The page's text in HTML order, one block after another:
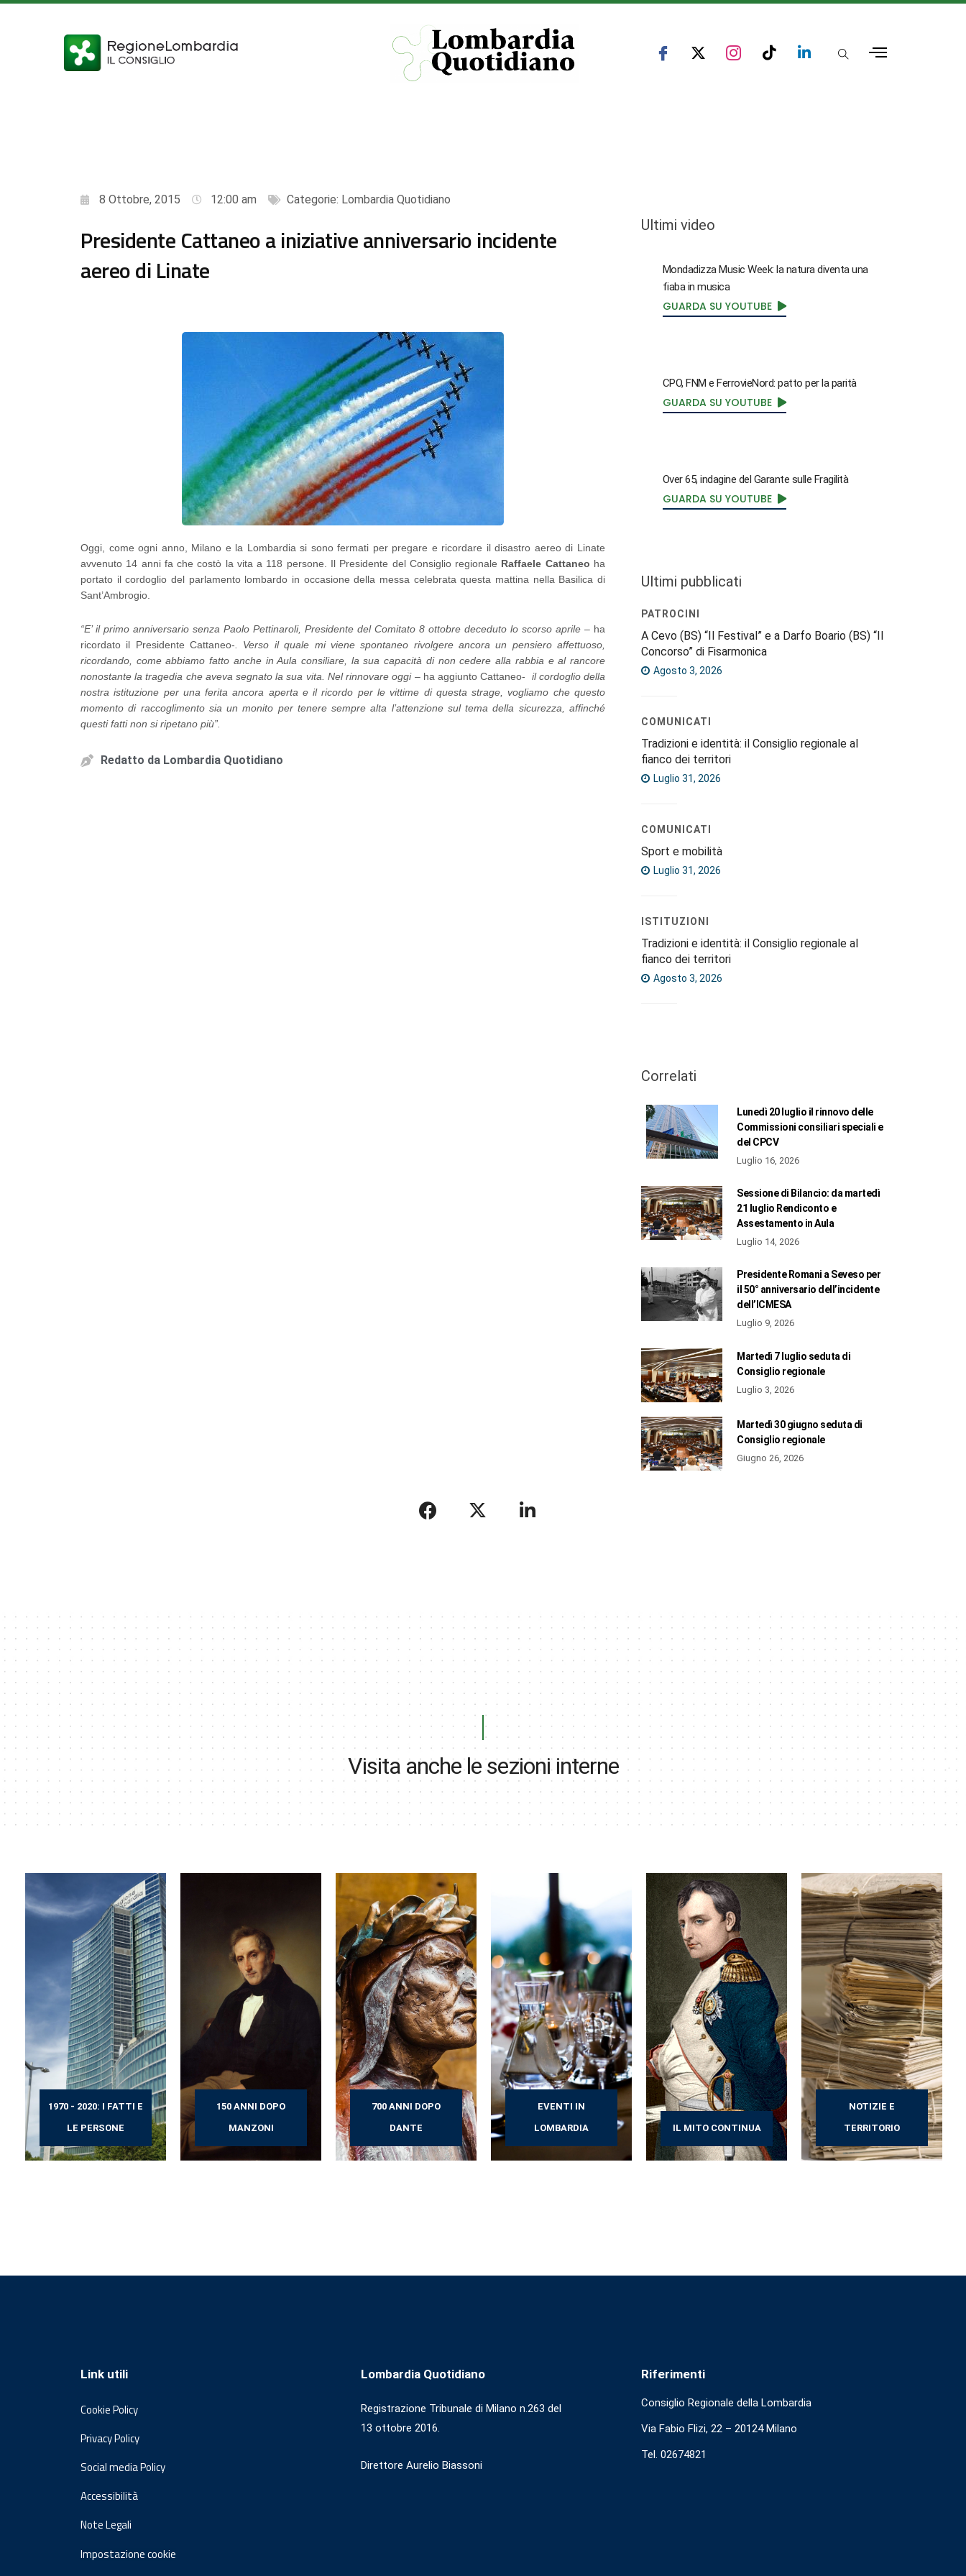
8 Ottobre, 2015 12:00 am Categorie: Lombardia Quotidiano
Presidente Cattaneo a iniziative anniversario incidente
aereo di Linate
Oggi, come ogni anno, Milano e la Lombardia si sono fermati per pregare e ricordare il disastro aereo di Linate
avvenuto 14 anni fa che costò la vita a 118 persone. Il Presidente del Consiglio regionale Raffaele Cattaneo ha
portato il cordoglio del parlamento lombardo in occasione della messa celebrata questa mattina nella Basilica di
Sant’Ambrogio.
“E’ il primo anniversario senza Paolo Pettinaroli, Presidente del Comitato 8 ottobre deceduto lo scorso aprile – ha
ricordato il Presidente Cattaneo- . Verso il quale mi viene spontaneo rivolgere ancora un pensiero affettuoso,
ricordando, come abbiamo fatto anche in Aula consiliare, la sua capacità di non cedere alla rabbia e al rancore
nonostante la tragedia che aveva segnato la sua vita. Nel rinnovare oggi – ha aggiunto Cattaneo- il cordoglio della
nostra istituzione per una ferita ancora aperta e il ricordo per le vittime di questa strage, vogliamo che questo
momento di raccoglimento sia un monito per tenere sempre alta l’attenzione sul tema della sicurezza, affinché
questi fatti non si ripetano più”.
Redatto da Lombardia Quotidiano
Ultimi video
Mondadizza Music Week: la natura diventa una
fiaba in musica
GUARDA SU YOUTUBE
CPO, FNM e FerrovieNord: patto per la parità
GUARDA SU YOUTUBE
Over 65, indagine del Garante sulle Fragilità
GUARDA SU YOUTUBE
Ultimi pubblicati
PATROCINI
A Cevo (BS) “Il Festival” e a Darfo Boario (BS) “Il
Concorso” di Fisarmonica
Agosto 3, 2026
COMUNICATI
Tradizioni e identità: il Consiglio regionale al
fianco dei territori
Luglio 31, 2026
COMUNICATI
Sport e mobilità
Luglio 31, 2026
ISTITUZIONI
Tradizioni e identità: il Consiglio regionale al
fianco dei territori
Agosto 3, 2026
Correlati
Lunedì 20 luglio il rinnovo delle
Commissioni consiliari speciali e
del CPCV
Luglio 16, 2026
Sessione di Bilancio: da martedì
21 luglio Rendiconto e
Assestamento in Aula
Luglio 14, 2026
Presidente Romani a Seveso per
il 50° anniversario dell’incidente
dell’ICMESA
Luglio 9, 2026
Martedì 7 luglio seduta di
Consiglio regionale
Luglio 3, 2026
Martedì 30 giugno seduta di
Consiglio regionale
Giugno 26, 2026
Visita anche le sezioni interne
1970 - 2020: I FATTI E
LE PERSONE
150 ANNI DOPO
MANZONI
700 ANNI DOPO
DANTE
EVENTI IN
LOMBARDIA
IL MITO CONTINUA
NOTIZIE E
TERRITORIO
Link utili
Cookie Policy
Privacy Policy
Social media Policy
Accessibilità
Note Legali
Impostazione cookie
Lombardia Quotidiano
Registrazione Tribunale di Milano n.263 del
13 ottobre 2016.
Direttore Aurelio Biassoni
Riferimenti
Consiglio Regionale della Lombardia
Via Fabio Flizi, 22 – 20124 Milano
Tel. 02674821